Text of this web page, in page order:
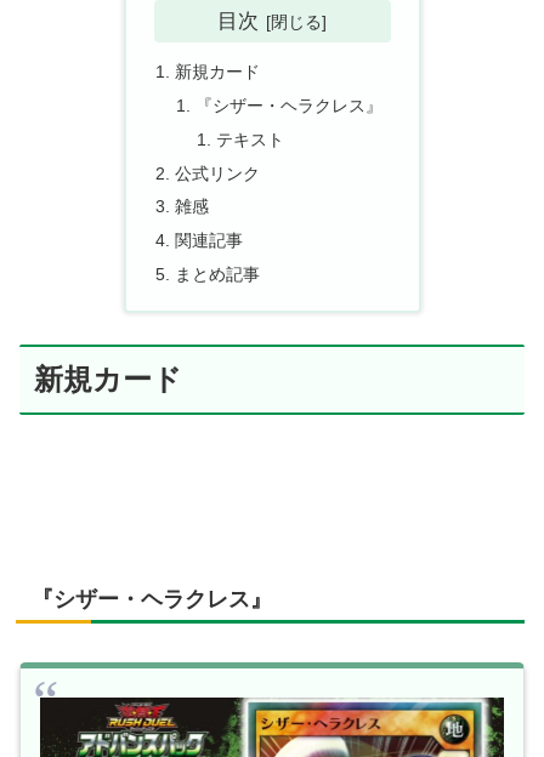
目次
新規カード
『シザー・ヘラクレス』
テキスト
公式リンク
雑感
関連記事
まとめ記事
新規カード
『シザー・ヘラクレス』